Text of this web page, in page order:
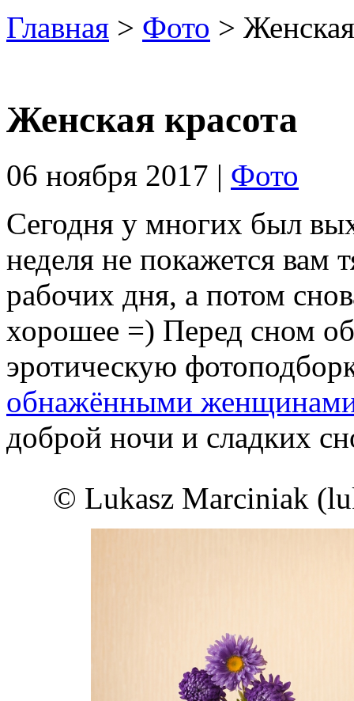
Главная > Фото >
Женская красота
06 ноября 2017 | Фото
Сегодня у многих был
неделя не покажется вам
рабочих дня, а потом
хорошее =) Перед сном
эротическую
обнажёнными
доброй ночи и сладких
© Lukasz Marciniak